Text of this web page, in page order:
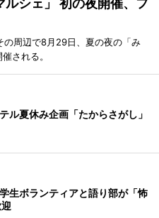
の周辺で8月29日、夏の夜の「み
される。
ル夏休み企画「たからさがし」
生ボランティアと語り部が「怖